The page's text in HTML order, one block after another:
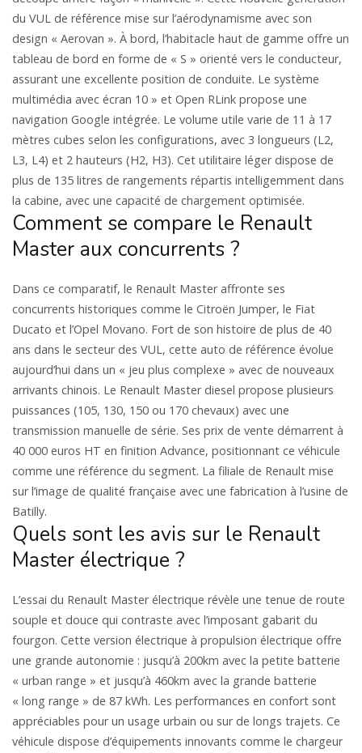
du VUL de référence mise sur l’aérodynamisme avec son
design « Aerovan ». À bord, l’habitacle haut de gamme offre un
tableau de bord en forme de « S » orienté vers le conducteur,
assurant une excellente position de conduite. Le système
multimédia avec écran 10 » et Open RLink propose une
navigation Google intégrée. Le volume utile varie de 11 à 17
mètres cubes selon les configurations, avec 3 longueurs (L2,
L3, L4) et 2 hauteurs (H2, H3). Cet utilitaire léger dispose de
plus de 135 litres de rangements répartis intelligemment dans
la cabine, avec une capacité de chargement optimisée.
Comment se compare le Renault
Master aux concurrents ?
Dans ce comparatif, le Renault Master affronte ses
concurrents historiques comme le Citroën Jumper, le Fiat
Ducato et l’Opel Movano. Fort de son histoire de plus de 40
ans dans le secteur des VUL, cette auto de référence évolue
aujourd’hui dans un « jeu plus complexe » avec de nouveaux
arrivants chinois. Le Renault Master diesel propose plusieurs
puissances (105, 130, 150 ou 170 chevaux) avec une
transmission manuelle de série. Ses prix de vente démarrent à
40 000 euros HT en finition Advance, positionnant ce véhicule
comme une référence du segment. La filiale de Renault mise
sur l’image de qualité française avec une fabrication à l’usine de
Batilly.
Quels sont les avis sur le Renault
Master électrique ?
L’essai du Renault Master électrique révèle une tenue de route
souple et douce qui contraste avec l’imposant gabarit du
fourgon. Cette version électrique à propulsion électrique offre
une grande autonomie : jusqu’à 200km avec la petite batterie
« urban range » et jusqu’à 460km avec la grande batterie
« long range » de 87 kWh. Les performances en confort sont
appréciables pour un usage urbain ou sur de longs trajets. Ce
véhicule dispose d’équipements innovants comme le chargeur